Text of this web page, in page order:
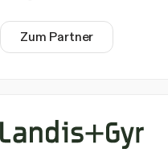
Zum Partner